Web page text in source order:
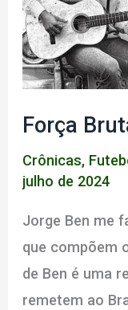
Força
Crônicas,
julho de 2024
Jorge Ben me
que compõem
de Ben é uma
remetem ao